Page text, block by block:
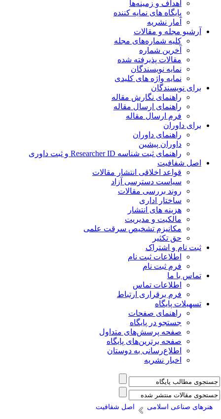
اهداف و زمینه‌ها
پایگاه های نمایه کننده
آمار نشریه
مجله و مقالات
کلیه شماره‌های مجله
آخرین شماره
مقالات پذیرفته شده
نمایه نویسندگان
نمایه واژه های کلیدی
نویسندگان
راهنمای نگارش مقاله
راهنمای ارسال مقاله
فرم ارسال مقاله
داوران
راهنمای داوران
داوران پیشین
راهنمای ثبت شناسه Researcher ID و ثبت داوری
شفافیت
قواعد اخلاقی انتشار مقالات
سیاست دسترسی آزاد
روند بررسی مقالات
ساختار اداری
هزینه های انتشار
مالکیت و مدیریت
ﻣﮑﺎﻧﯿﺰم ﺗﺸﺨﯿﺺ ﺳﺮﻗﺖ ﻋﻠﻤﯽ
حق تکثیر
نام و اشتراک
اطلاعات ثبت نام
فرم ثبت نام
با ما
اطلاعات تماس
فرم برقراری ارتباط
پایگاه
راهنمای صفحات
جستجو در پایگاه
صفحه پرسش‌های متداول
صفحه برترین‌های پایگاه
اطلاع‌رسانی به دوستان
اخبار نشریه
صناعی اسلامی اصل شفافیت